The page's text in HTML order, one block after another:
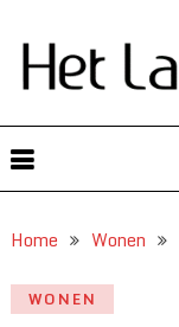
Home Wonen
WONEN